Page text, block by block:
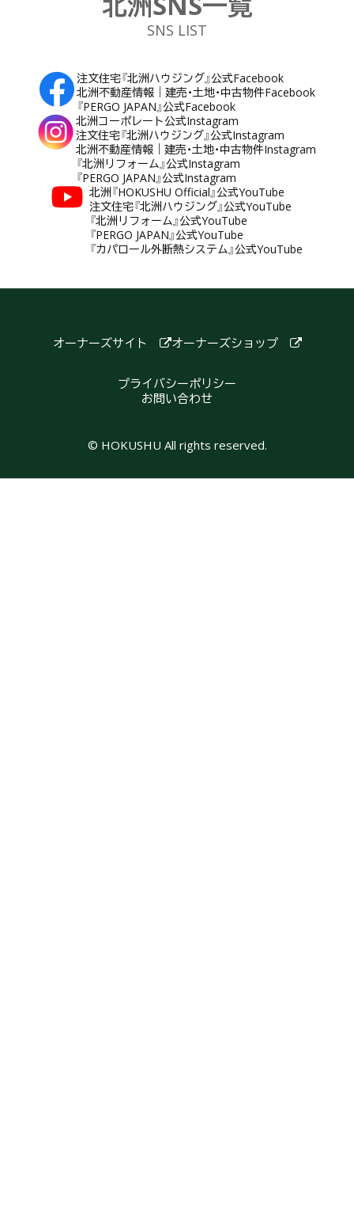
SNS LIST
注文住宅『北洲ハウジング』公式Facebook
北洲不動産情報｜建売・土地・中古物件Facebook
『PERGO JAPAN』公式Facebook
北洲コーポレート公式Instagram
注文住宅『北洲ハウジング』公式Instagram
北洲不動産情報｜建売・土地・中古物件Instagram
『北洲リフォーム』公式Instagram
『PERGO JAPAN』公式Instagram
北洲『HOKUSHU Official』公式YouTube
注文住宅『北洲ハウジング』公式YouTube
『北洲リフォーム』公式YouTube
『PERGO JAPAN』公式YouTube
『カパロール外断熱システム』公式YouTube
オーナーズサイト オーナーズショップ
プライバシーポリシー
お問い合わせ
© HOKUSHU All rights reserved.